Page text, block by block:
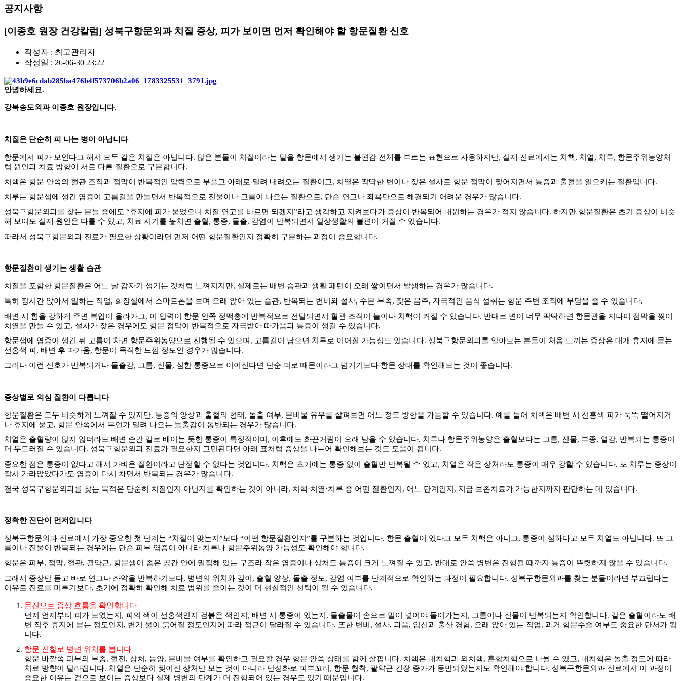
공지사항
[이종호 원장 건강칼럼] 성북구항문외과 치질 증상, 피가 보이면 먼저 확인해야 할 항문질환 신호
작성자 : 최고관리자
작성일 : 26-06-30 23:22
안녕하세요.
강북송도외과 이종호 원장입니다.
치질은 단순히 피 나는 병이 아닙니다
항문에서 피가 보인다고 해서 모두 같은 치질은 아닙니다. 많은 분들이 치질이라는 말을 항문에서 생기는 불편감 전체를 부르는 표현으로 사용하지만, 실제 진료에서는 치핵, 치열, 치루, 항문주위농양처
럼 원인과 치료 방향이 서로 다른 질환으로 구분합니다.
치핵은 항문 안쪽의 혈관 조직과 점막이 반복적인 압력으로 부풀고 아래로 밀려 내려오는 질환이고, 치열은 딱딱한 변이나 잦은 설사로 항문 점막이 찢어지면서 통증과 출혈을 일으키는 질환입니다.
치루는 항문샘에 생긴 염증이 고름길을 만들면서 반복적으로 진물이나 고름이 나오는 질환으로, 단순 연고나 좌욕만으로 해결되기 어려운 경우가 많습니다.
성북구항문외과를 찾는 분들 중에도 “휴지에 피가 묻었으니 치질 연고를 바르면 되겠지 ”라고 생각하고 지켜보다가 증상이 반복되어 내원하는 경우가 적지 않습니다. 하지만 항문질환은 초기 증상이 비슷
해 보여도 실제 원인은 다를 수 있고, 치료 시기를 놓치면 출혈, 통증, 돌출, 감염이 반복되면서 일상생활의 불편이 커질 수 있습니다.
따라서 성북구항문외과 진료가 필요한 상황이라면 먼저 어떤 항문질환인지 정확히 구분하는 과정이 중요합니다.
항문질환이 생기는 생활 습관
치질을 포함한 항문질환은 어느 날 갑자기 생기는 것처럼 느껴지지만, 실제로는 배변 습관과 생활 패턴이 오래 쌓이면서 발생하는 경우가 많습니다.
특히 장시간 앉아서 일하는 직업, 화장실에서 스마트폰을 보며 오래 앉아 있는 습관, 반복되는 변비와 설사, 수분 부족, 잦은 음주, 자극적인 음식 섭취는 항문 주변 조직에 부담을 줄 수 있습니다.
배변 시 힘을 강하게 주면 복압이 올라가고, 이 압력이 항문 안쪽 정맥총에 반복적으로 전달되면서 혈관 조직이 늘어나 치핵이 커질 수 있습니다. 반대로 변이 너무 딱딱하면 항문관을 지나며 점막을 찢어
치열을 만들 수 있고, 설사가 잦은 경우에도 항문 점막이 반복적으로 자극받아 따가움과 통증이 생길 수 있습니다.
항문샘에 염증이 생긴 뒤 고름이 차면 항문주위농양으로 진행될 수 있으며 , 고름길이 남으면 치루로 이어질 가능성도 있습니다. 성북구항문외과를 알아보는 분들이 처음 느끼는 증상은 대개 휴지에 묻는
선홍색 피 , 배변 후 따가움, 항문이 묵직한 느낌 정도인 경우가 많습니다.
그러나 이런 신호가 반복되거나 돌출감, 고름, 진물, 심한 통증으로 이어진다면 단순 피로 때문이라고 넘기기보다 항문 상태를 확인해보는 것이 좋습니다.
증상별로 의심 질환이 다릅니다
항문질환은 모두 비슷하게 느껴질 수 있지만, 통증의 양상과 출혈의 형태 , 돌출 여부, 분비물 유무를 살펴보면 어느 정도 방향을 가늠할 수 있습니다. 예를 들어 치핵은 배변 시 선홍색 피가 뚝뚝 떨어지거
나 휴지에 묻고, 항문 안쪽에서 무언가 밀려 나오는 돌출감이 동반되는 경우가 많습니다.
치열은 출혈량이 많지 않더라도 배변 순간 칼로 베이는 듯한 통증이 특징적이며 , 이후에도 화끈거림이 오래 남을 수 있습니다. 치루나 항문주위농양은 출혈보다는 고름, 진물, 부종, 열감, 반복되는 통증이
더 두드러질 수 있습니다. 성북구항문외과 진료가 필요한지 고민된다면 아래 표처럼 증상을 나누어 확인해보는 것도 도움이 됩니다.
중요한 점은 통증이 없다고 해서 가벼운 질환이라고 단정할 수 없다는 것입니다. 치핵은 초기에는 통증 없이 출혈만 반복될 수 있고, 치열은 작은 상처라도 통증이 매우 강할 수 있습니다. 또 치루는 증상이
잠시 가라앉았다가도 염증이 다시 차면서 반복되는 경우가 많습니다.
결국 성북구항문외과를 찾는 목적은 단순히 치질인지 아닌지를 확인하는 것이 아니라, 치핵·치열·치루 중 어떤 질환인지 , 어느 단계인지 , 지금 보존치료가 가능한지까지 판단하는 데 있습니다.
정확한 진단이 먼저입니다
성북구항문외과 진료에서 가장 중요한 첫 단계는 “치질이 맞는지 ”보다 “어떤 항문질환인지 ”를 구분하는 것입니다. 항문 출혈이 있다고 모두 치핵은 아니고, 통증이 심하다고 모두 치열도 아닙니다. 또 고
름이나 진물이 반복되는 경우에는 단순 피부 염증이 아니라 치루나 항문주위농양 가능성도 확인해야 합니다.
항문은 피부, 점막, 혈관, 괄약근, 항문샘이 좁은 공간 안에 밀집해 있는 구조라 작은 염증이나 상처도 통증이 크게 느껴질 수 있고, 반대로 안쪽 병변은 진행될 때까지 통증이 뚜렷하지 않을 수 있습니다.
그래서 증상만 듣고 바로 연고나 좌약을 반복하기보다, 병변의 위치와 깊이 , 출혈 양상, 돌출 정도, 감염 여부를 단계적으로 확인하는 과정이 필요합니다. 성북구항문외과를 찾는 분들이라면 부끄럽다는
이유로 진료를 미루기보다, 초기에 정확히 확인해 치료 범위를 줄이는 것이 더 현실적인 선택이 될 수 있습니다.
문진으로 증상 흐름을 확인합니다
먼저 언제부터 피가 보였는지 , 피의 색이 선홍색인지 검붉은 색인지 , 배변 시 통증이 있는지 , 돌출물이 손으로 밀어 넣어야 들어가는지 , 고름이나 진물이 반복되는지 확인합니다. 같은 출혈이라도 배
변 직후 휴지에 묻는 정도인지 , 변기 물이 붉어질 정도인지에 따라 접근이 달라질 수 있습니다. 또한 변비 , 설사, 과음, 임신과 출산 경험, 오래 앉아 있는 직업, 과거 항문수술 여부도 중요한 단서가 됩
니다.
항문 진찰로 병변 위치를 봅니다
항문 바깥쪽 피부의 부종, 혈전, 상처 , 농양, 분비물 여부를 확인하고 필요할 경우 항문 안쪽 상태를 함께 살핍니다. 치핵은 내치핵과 외치핵, 혼합치핵으로 나뉠 수 있고, 내치핵은 돌출 정도에 따라
치료 방향이 달라집니다. 치열은 단순히 찢어진 상처만 보는 것이 아니라 만성화로 피부꼬리 , 항문 협착, 괄약근 긴장 증가가 동반되었는지도 확인해야 합니다. 성북구항문외과 진료에서 이 과정이
중요한 이유는 겉으로 보이는 증상보다 실제 병변의 단계가 더 진행되어 있는 경우도 있기 때문입니다.